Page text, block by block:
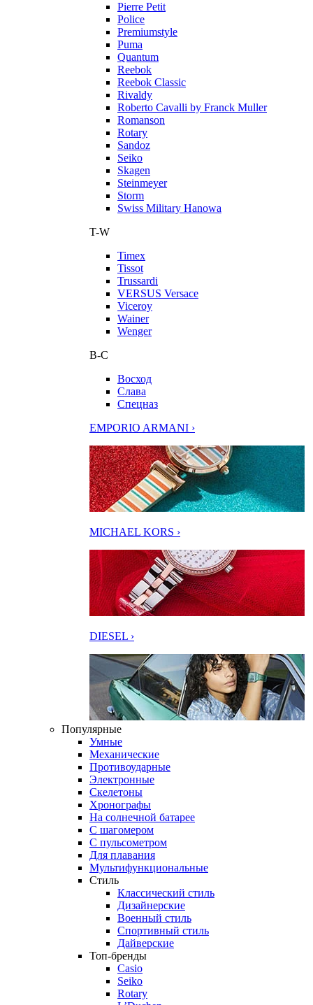
Pierre Petit
Police
Premiumstyle
Puma
Quantum
Reebok
Reebok Classic
Rivaldy
Roberto Cavalli by Franck Muller
Romanson
Rotary
Sandoz
Seiko
Skagen
Steinmeyer
Storm
Swiss Military Hanowa
T-W
Timex
Tissot
Trussardi
VERSUS Versace
Viceroy
Wainer
Wenger
В-С
Восход
Слава
Спецназ
EMPORIO ARMANI ›
MICHAEL KORS ›
DIESEL ›
Популярные
Умные
Механические
Противоударные
Электронные
Скелетоны
Хронографы
На солнечной батарее
С шагомером
С пульсометром
Для плавания
Мультифункциональные
Стиль
Классический стиль
Дизайнерские
Военный стиль
Спортивный стиль
Дайверские
Топ-бренды
Casio
Seiko
Rotary